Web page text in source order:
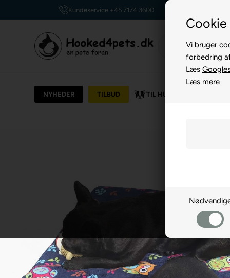
Vi bruger
forbedring
Læs
Læs mere
Kundeservice +45 7174 3600
NYHEDER TILBUD TIL HUND